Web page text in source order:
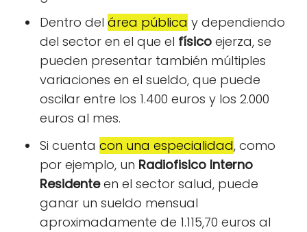
Dentro del área pública y dependiendo
del sector en el que el físico ejerza, se
pueden presentar también múltiples
variaciones en el sueldo, que puede
oscilar entre los 1.400 euros y los 2.000
euros al mes.
Si cuenta con una especialidad, como
por ejemplo, un Radiofisico Interno
Residenteen el sector salud, puede
ganar un sueldo mensual
aproximadamente de 1.115,70 euros al